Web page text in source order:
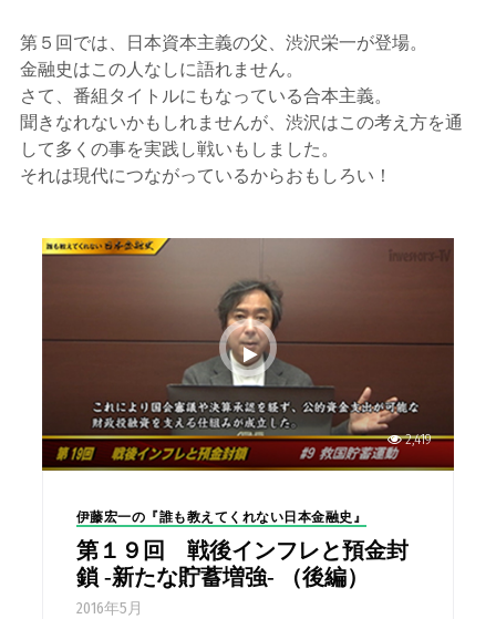
第５回では、日本資本主義の父、渋沢栄一が登場。
金融史はこの人なしに語れません。
さて、番組タイトルにもなっている合本主義。
聞きなれないかもしれませんが、渋沢はこの考え方を通
して多くの事を実践し戦いもしました。
それは現代につながっているからおもしろい！
2,419
伊藤宏一の『誰も教えてくれない日本金融史』
第１９回 戦後インフレと預金封
鎖 -新たな貯蓄増強- （後編）
2016年5月